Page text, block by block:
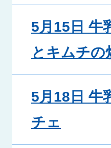
5月15日 牛
とキムチの
5月18日 牛
チェ